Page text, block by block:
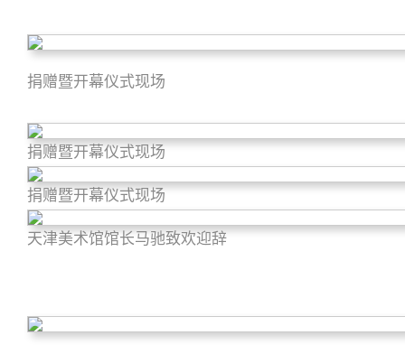
捐赠暨开幕仪式现场
捐赠暨开幕仪式现场
捐赠暨开幕仪式现场
天津美术馆馆长马驰致欢迎辞